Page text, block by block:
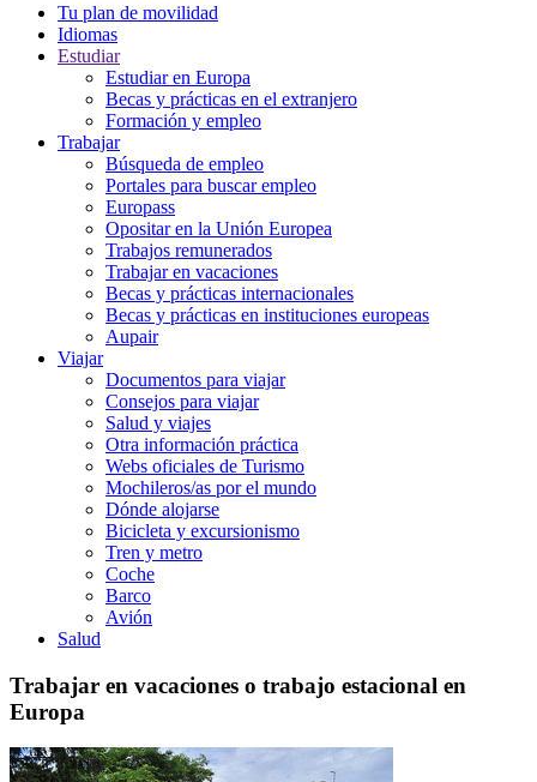
Tu plan de movilidad
Idiomas
Estudiar
Estudiar en Europa
Becas y prácticas en el extranjero
Formación y empleo
Trabajar
Búsqueda de empleo
Portales para buscar empleo
Europass
Opositar en la Unión Europea
Trabajos remunerados
Trabajar en vacaciones
Becas y prácticas internacionales
Becas y prácticas en instituciones europeas
Aupair
Viajar
Documentos para viajar
Consejos para viajar
Salud y viajes
Otra información práctica
Webs oficiales de Turismo
Mochileros/as por el mundo
Dónde alojarse
Bicicleta y excursionismo
Tren y metro
Coche
Barco
Avión
Salud
Trabajar en vacaciones o trabajo estacional en
Europa